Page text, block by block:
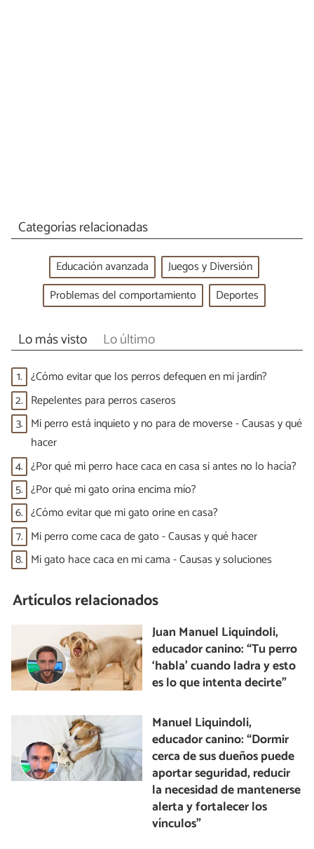
Categorías relacionadas
Educación avanzada
Juegos y Diversión
Problemas del comportamiento
Deportes
Lo más visto Lo último
1. ¿Cómo evitar que los perros defequen en mi jardín?
2. Repelentes para perros caseros
3. Mi perro está inquieto y no para de moverse - Causas y qué
hacer
4. ¿Por qué mi perro hace caca en casa si antes no lo hacía?
5. ¿Por qué mi gato orina encima mío?
6. ¿Cómo evitar que mi gato orine en casa?
7. Mi perro come caca de gato - Causas y qué hacer
8. Mi gato hace caca en mi cama - Causas y soluciones
Artículos relacionados
Juan Manuel Liquindoli,
educador canino: “Tu perro
‘habla’ cuando ladra y esto
es lo que intenta decirte”
Manuel Liquindoli,
educador canino: “Dormir
cerca de sus dueños puede
aportar seguridad, reducir
la necesidad de mantenerse
alerta y fortalecer los
vínculos”